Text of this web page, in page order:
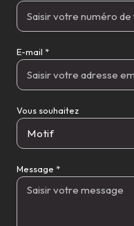
E-mail *
Vous souhaitez
Motif
Message *